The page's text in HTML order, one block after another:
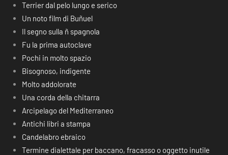
Terrier dal pelo lungo e serico
Un noto film di Buñuel
Il segno sulla ñ spagnola
Fu la prima autoclave
Pochi in molto spazio
Bisognoso, indigente
Molto addolorate
Una corda della chitarra
Arcipelago del Mediterraneo
Antichi libri a stampa
Candelabro ebraico
Termine dialettale per baccano, fracasso o oggetto inutile